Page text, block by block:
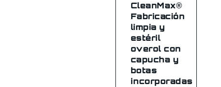
CleanMax®
Fabricación
limpia y
estéril
overol con
capucha y
botas
incorporadas